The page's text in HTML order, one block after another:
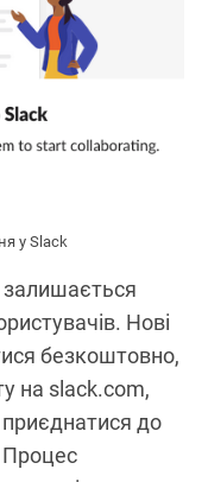
у Slack
залишається
Нові
безкоштовно,
на slack.com,
до
Процес